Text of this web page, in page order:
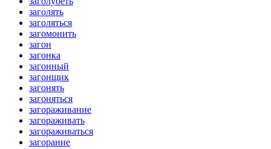
заголять
заголяться
загомонить
загон
загонка
загонный
загонщик
загонять
загоняться
загораживание
загораживать
загораживаться
загорание